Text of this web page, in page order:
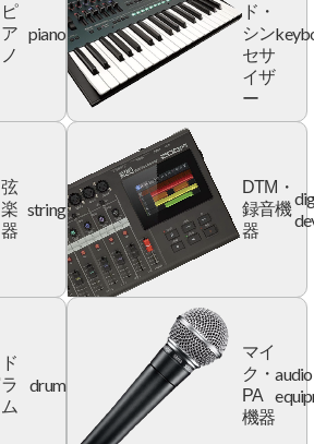
ピ
ア
ノ
piano
ド・
シン
セサ
イザ
ー
弦
楽
器
string
DTM・
録音機
器
ド
ラ
ム
drum
マイ
ク・
PA
機器
audio